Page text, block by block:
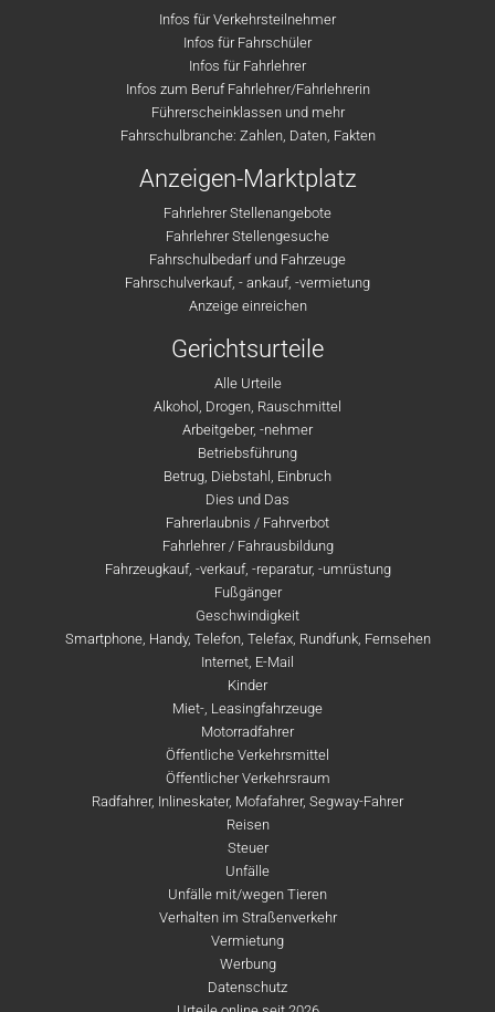
Infos für Verkehrsteilnehmer
Infos für Fahrschüler
Infos für Fahrlehrer
Infos zum Beruf Fahrlehrer/Fahrlehrerin
Führerscheinklassen und mehr
Fahrschulbranche: Zahlen, Daten, Fakten
Anzeigen-Marktplatz
Fahrlehrer Stellenangebote
Fahrlehrer Stellengesuche
Fahrschulbedarf und Fahrzeuge
Fahrschulverkauf, - ankauf, -vermietung
Anzeige einreichen
Gerichtsurteile
Alle Urteile
Alkohol, Drogen, Rauschmittel
Arbeitgeber, -nehmer
Betriebsführung
Betrug, Diebstahl, Einbruch
Dies und Das
Fahrerlaubnis / Fahrverbot
Fahrlehrer / Fahrausbildung
Fahrzeugkauf, -verkauf, -reparatur, -umrüstung
Fußgänger
Geschwindigkeit
Smartphone, Handy, Telefon, Telefax, Rundfunk, Fernsehen
Internet, E-Mail
Kinder
Miet-, Leasingfahrzeuge
Motorradfahrer
Öffentliche Verkehrsmittel
Öffentlicher Verkehrsraum
Radfahrer, Inlineskater, Mofafahrer, Segway-Fahrer
Reisen
Steuer
Unfälle
Unfälle mit/wegen Tieren
Verhalten im Straßenverkehr
Vermietung
Werbung
Datenschutz